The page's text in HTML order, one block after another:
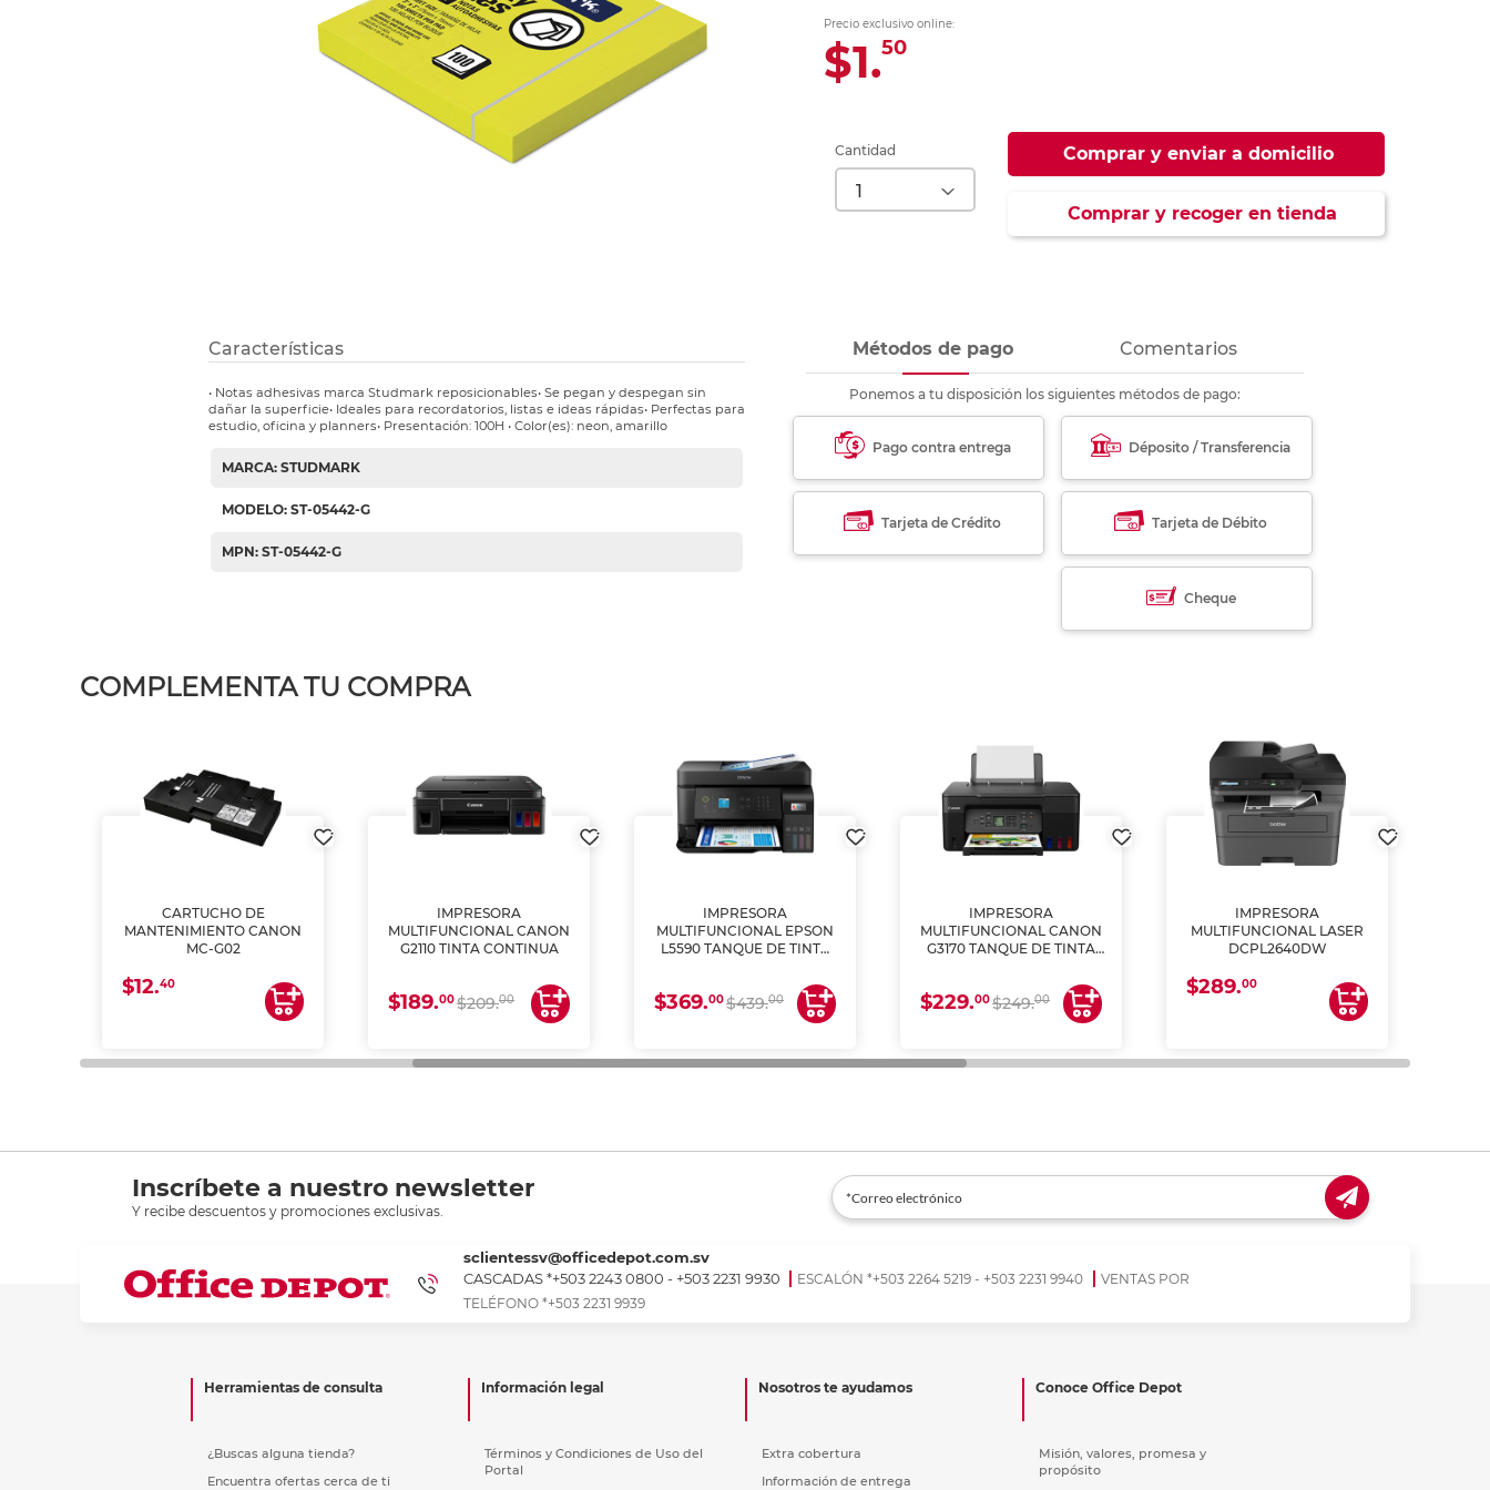
Ver más
Refuerzos para carpeta
Ver más
Ver más
Precio exclusivo online:
$1.50
Cantidad Comprar y enviar a domicilio
Comprar y recoger en tienda
Características
• Notas adhesivas marca Studmark reposicionables• Se pegan y despegan sin
dañar la superficie• Ideales para recordatorios, listas e ideas rápidas• Perfectas para
estudio, oficina y planners• Presentación: 100H • Color(es): neon, amarillo
MARCA: STUDMARK
MODELO: ST-05442-G
MPN: ST-05442-G
Métodos de pago Comentarios
Ponemos a tu disposición los siguientes métodos de pago:
Pago contra entrega Déposito / Transferencia
Tarjeta de Crédito Tarjeta de Débito
Cheque
COMPLEMENTA TU COMPRA
CARTUCHO DE
MANTENIMIENTO CANON
MC-G02
$12.40
IMPRESORA
MULTIFUNCIONAL CANON
G2110 TINTA CONTINUA
$189.00$209.00
IMPRESORA
MULTIFUNCIONAL EPSON
L5590 TANQUE DE TINTA
$369.00$439.00
IMPRESORA
MULTIFUNCIONAL CANON
G3170 TANQUE DE TINTA
$229.00$249.00
IMPRESORA
MULTIFUNCIONAL LASER
DCPL2640DW
$289.00
Inscríbete a nuestro newsletter
Y recibe descuentos y promociones exclusivas.
sclientessv@officedepot.com.sv
CASCADAS *+503 2243 0800 - +503 2231 9930
ESCALÓN *+503 2264 5219 - +503 2231 9940
VENTAS POR
TELÉFONO *+503 2231 9939
Herramientas de consulta
¿Buscas alguna tienda?
Encuentra ofertas cerca de ti
Información legal
Términos y Condiciones de Uso del
Portal
Nosotros te ayudamos
Extra cobertura
Información de entrega
Conoce Office Depot
Misión, valores, promesa y
propósito